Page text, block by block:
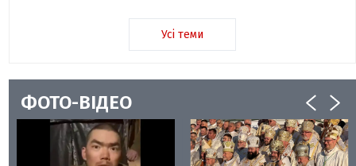
Усі теми
ФОТО-ВІДЕО